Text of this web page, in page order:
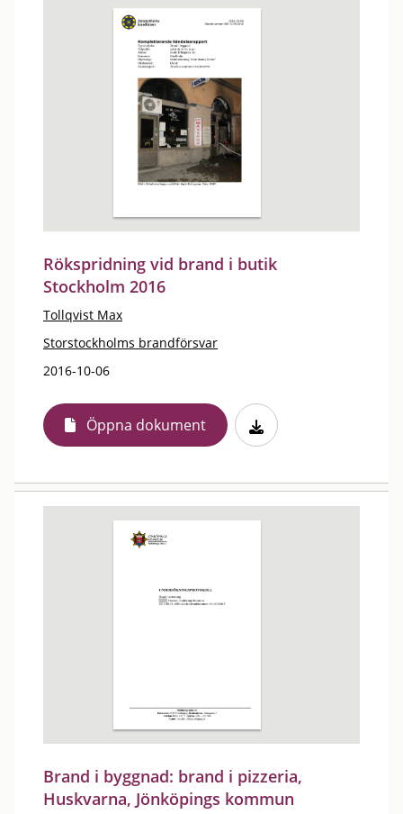
Rökspridning vid brand i butik
Stockholm 2016
Tollqvist Max
Storstockholms brandförsvar
2016-10-06
Öppna dokument
Brand i byggnad: brand i pizzeria,
Huskvarna, Jönköpings kommun